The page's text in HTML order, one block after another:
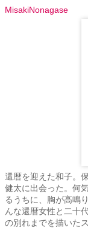
MisakiNonagase
還暦を迎えた和子。
健太に出会った。何
るうちに、胸が高鳴
んな還暦女性と二十
の別れまでを描いた